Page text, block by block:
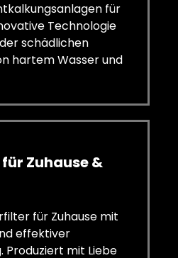
für
Technologie
schädlichen
hartem Wasser und
Zuhause &
für Zuhause mit
effektiver
Produziert mit Liebe